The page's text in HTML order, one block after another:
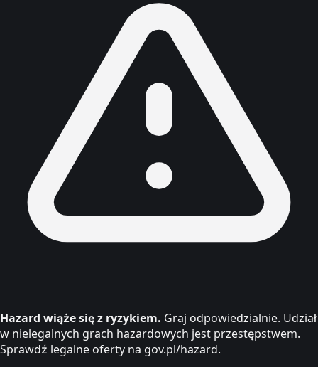
Hazard wiąże się z ryzykiem. Graj odpowiedzialnie. Udział
w nielegalnych grach hazardowych jest przestępstwem.
Sprawdź legalne oferty na gov.pl/hazard.